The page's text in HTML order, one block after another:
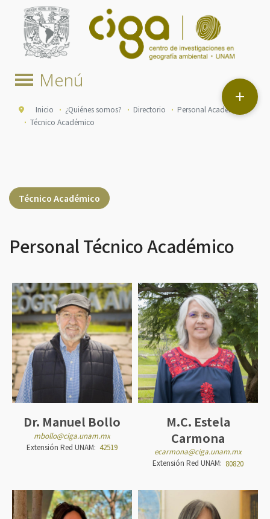

Inicio ¿Quiénes somos? Directorio
Personal Académico
Técnico Académico
Técnico Académico
Personal Técnico Académico
Dr. Manuel Bollo
mbollo@ciga.unam.mx
Extensión Red UNAM: 42519
M.C. Estela
Carmona
ecarmona@ciga.unam.mx
Extensión Red UNAM: 80820